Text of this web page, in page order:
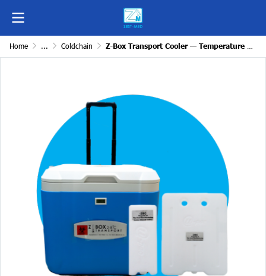
Home ... Coldchain Z-Box Transport Cooler — Temperature Control 2–8°C, 5L / 13L / 55L